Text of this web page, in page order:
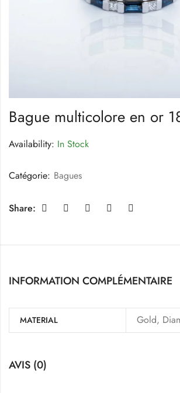
Bague multicolore en or
Availability: In Stock
Catégorie: Bagues
Share:
INFORMATION COMPLÉMENTAIRE
MATERIAL Gold,
AVIS (0)